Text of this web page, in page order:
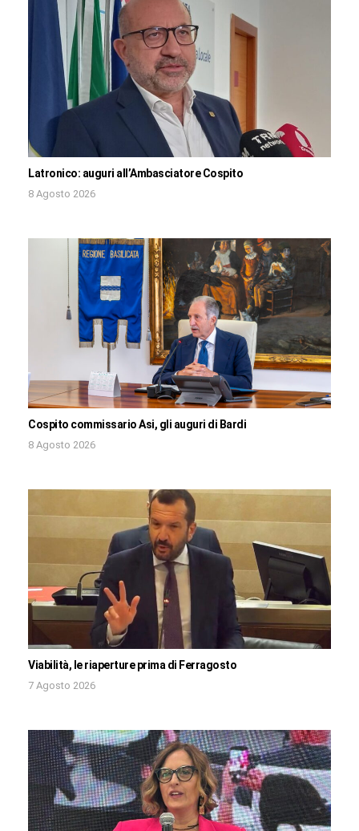
Latronico: auguri all’Ambasciatore Cospito
8 Agosto 2026
Cospito commissario Asi, gli auguri di Bardi
8 Agosto 2026
Viabilità, le riaperture prima di Ferragosto
7 Agosto 2026